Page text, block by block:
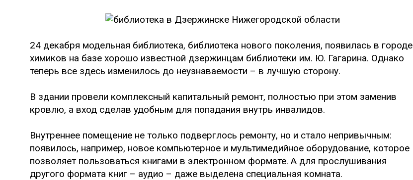
24 декабря модельная библиотека, библиотека нового поколения, появилась в городе
химиков на базе хорошо известной дзержинцам библиотеки им. Ю. Гагарина. Однако
теперь все здесь изменилось до неузнаваемости – в лучшую сторону.
В здании провели комплексный капитальный ремонт, полностью при этом заменив
кровлю, а вход сделав удобным для попадания внутрь инвалидов.
Внутреннее помещение не только подверглось ремонту, но и стало непривычным:
появилось, например, новое компьютерное и мультимедийное оборудование, которое
позволяет пользоваться книгами в электронном формате. А для прослушивания
другого формата книг – аудио – даже выделена специальная комната.